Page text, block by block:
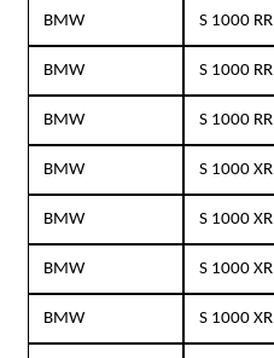
BMW S 1000 RR
BMW S 1000 RR
BMW S 1000 RR
BMW S 1000 XR
BMW S 1000 XR
BMW S 1000 XR
BMW S 1000 XR